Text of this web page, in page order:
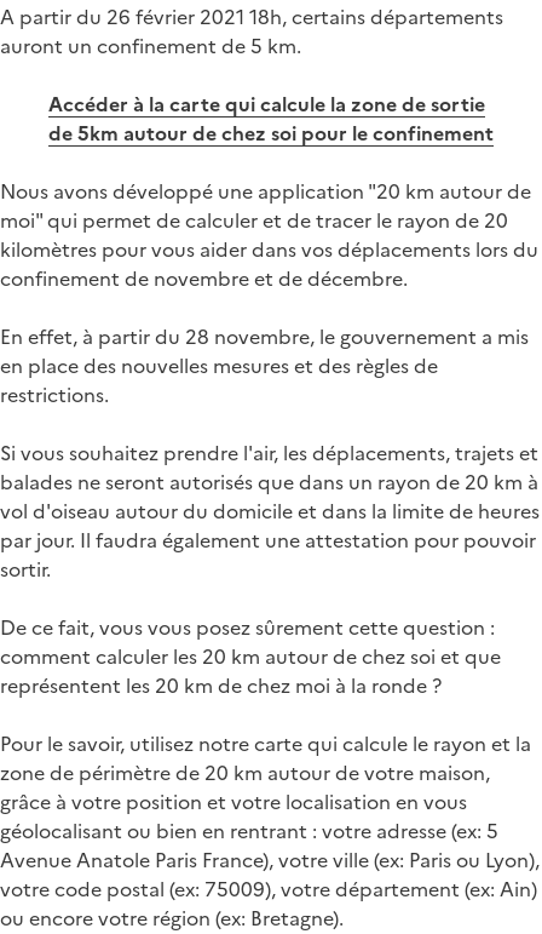
A partir du 26 février 2021 18h, certains départements
auront un confinement de 5 km.
Accéder à la carte qui calcule la zone de sortie
de 5km autour de chez soi pour le confinement
Nous avons développé une application "20 km autour de
moi" qui permet de calculer et de tracer le rayon de 20
kilomètres pour vous aider dans vos déplacements lors du
confinement de novembre et de décembre.
En effet, à partir du 28 novembre, le gouvernement a mis
en place des nouvelles mesures et des règles de
restrictions.
Si vous souhaitez prendre l'air, les déplacements, trajets et
balades ne seront autorisés que dans un rayon de 20 km à
vol d'oiseau autour du domicile et dans la limite de heures
par jour. Il faudra également une attestation pour pouvoir
sortir.
De ce fait, vous vous posez sûrement cette question :
comment calculer les 20 km autour de chez soi et que
représentent les 20 km de chez moi à la ronde ?
Pour le savoir, utilisez notre carte qui calcule le rayon et la
zone de périmètre de 20 km autour de votre maison,
grâce à votre position et votre localisation en vous
géolocalisant ou bien en rentrant : votre adresse (ex: 5
Avenue Anatole Paris France), votre ville (ex: Paris ou Lyon),
votre code postal (ex: 75009), votre département (ex: Ain)
ou encore votre région (ex: Bretagne).